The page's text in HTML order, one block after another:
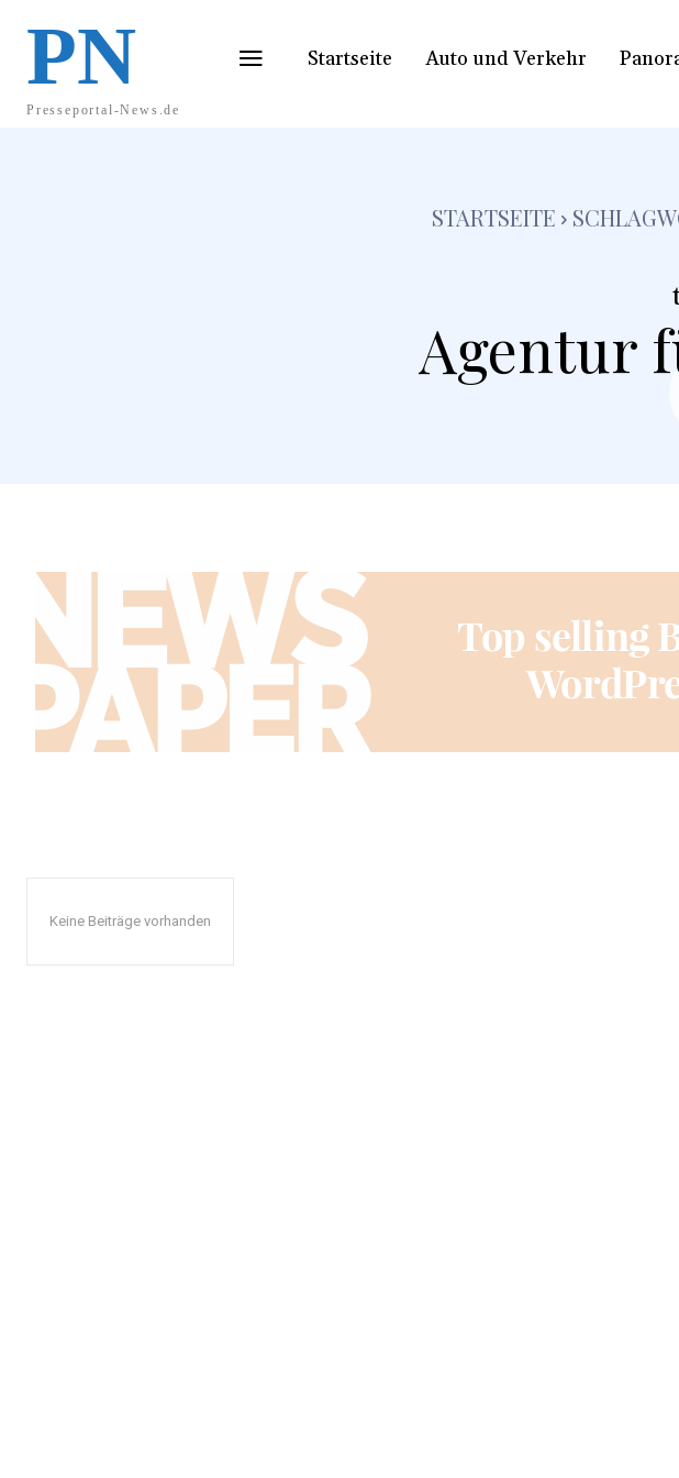
PN
Presseportal-News.de
Startseite Auto und Verkehr
STARTSEITE
Agentur
Keine Beiträge vorhanden